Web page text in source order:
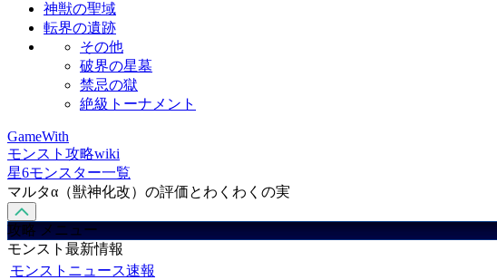
神獣の聖域
転界の遺跡
その他
破界の星墓
禁忌の獄
絶級トーナメント
GameWith
モンスト攻略wiki
星6モンスター一覧
マルタα（獣神化改）の評価とわくわくの実
攻略 メニュー
モンスト最新情報
モンストニュース速報